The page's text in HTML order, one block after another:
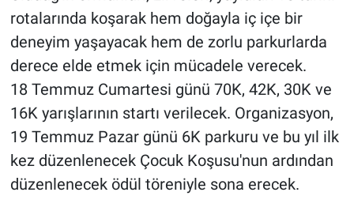
rotalarında koşarak hem doğayla iç içe bir
deneyim yaşayacak hem de zorlu parkurlarda
derece elde etmek için mücadele verecek.
18 Temmuz Cumartesi günü 70K, 42K, 30K ve
16K yarışlarının startı verilecek. Organizasyon,
19 Temmuz Pazar günü 6K parkuru ve bu yıl ilk
kez düzenlenecek Çocuk Koşusu'nun ardından
düzenlenecek ödül töreniyle sona erecek.